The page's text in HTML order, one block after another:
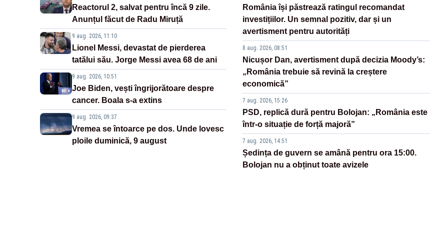
Reactorul 2, salvat pentru încă 9 zile.
Anunțul făcut de Radu Miruță
9 aug. 2026, 11:10
Lionel Messi, devastat de pierderea
tatălui său. Jorge Messi avea 68 de ani
9 aug. 2026, 10:51
Joe Biden, vești îngrijorătoare despre
cancer. Boala s-a extins
9 aug. 2026, 09:37
Vremea se întoarce pe dos. Unde lovesc
ploile duminică, 9 august
România își păstrează ratingul recomandat
investițiilor. Un semnal pozitiv, dar și un
avertisment pentru autorități
8 aug. 2026, 08:51
Nicușor Dan, avertisment după decizia Moody’s:
„România trebuie să revină la creștere
economică”
7 aug. 2026, 15:26
PSD, replică dură pentru Bolojan: „România este
într-o situație de forță majoră”
7 aug. 2026, 14:51
Ședința de guvern se amână pentru ora 15:00.
Bolojan nu a obținut toate avizele